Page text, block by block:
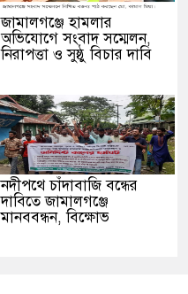
জামালগঞ্জে হামলার
অভিযোগে সংবাদ সম্মেলন,
নিরাপত্তা ও সুষ্ঠু বিচার দাবি
নদীপথে চাঁদাবাজি বন্ধের
দাবিতে জামালগঞ্জে
মানববন্ধন, বিক্ষোভ